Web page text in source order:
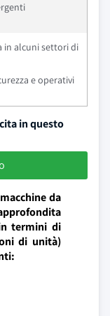
in alcuni settori di
e operativi
in questo
da
termini di
di unità)